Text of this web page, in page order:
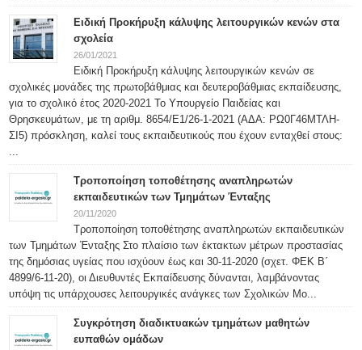
Ειδική Προκήρυξη κάλυψης λειτουργικών κενών στα
σχολεία
26/01/2021
Ειδική Προκήρυξη κάλυψης λειτουργικών κενών σε
σχολικές μονάδες της πρωτοβάθμιας και δευτεροβάθμιας εκπαίδευσης,
για το σχολικό έτος 2020-2021 Το Υπουργείο Παιδείας και
Θρησκευμάτων, με τη αριθμ. 8654/Ε1/26-1-2021 (ΑΔΑ: ΡΩ0Γ46ΜΤΛΗ-
ΣΙ5) πρόσκληση, καλεί τους εκπαιδευτικούς που έχουν ενταχθεί στους:
...
Τροποποίηση τοποθέτησης αναπληρωτών
εκπαιδευτικών των Τμημάτων Ένταξης
20/11/2020
Τροποποίηση τοποθέτησης αναπληρωτών εκπαιδευτικών
των Τμημάτων Ένταξης Στο πλαίσιο των έκτακτων μέτρων προστασίας
της δημόσιας υγείας που ισχύουν έως και 30-11-2020 (σχετ. ΦΕΚ Β΄
4899/6-11-20), οι Διευθυντές Εκπαίδευσης δύνανται, λαμβάνοντας
υπόψη τις υπάρχουσες λειτουργικές ανάγκες των Σχολικών Μο...
Συγκρότηση διαδικτυακών τμημάτων μαθητών
ευπαθών ομάδων